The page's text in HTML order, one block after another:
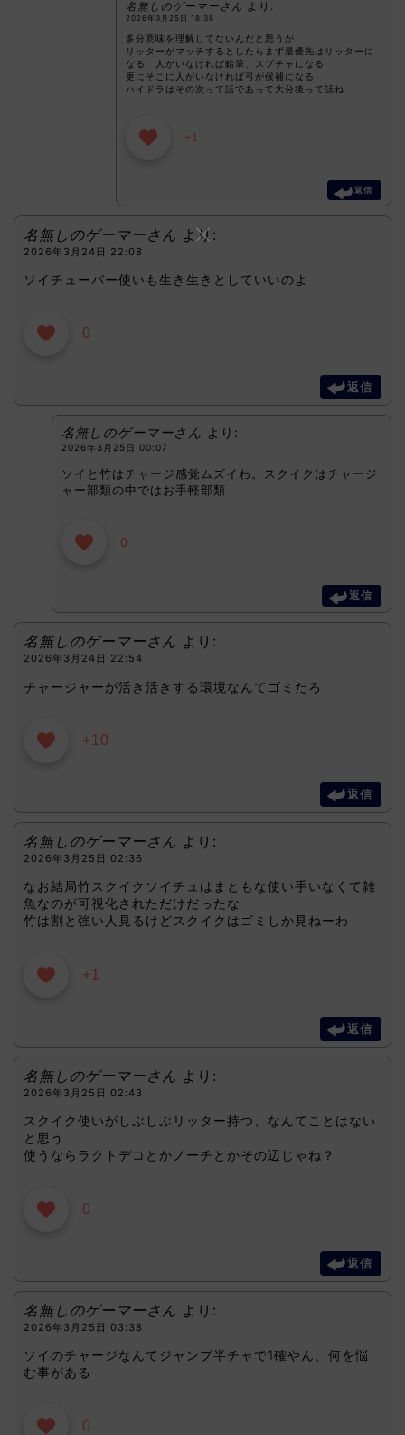
名無しのゲーマーさん より:
2026年3月25日 18:38
多分意味を理解してないんだと思うが
リッターがマッチするとしたらまず最優先はリッターに
なる 人がいなければ鉛筆、スプチャになる
更にそこに人がいなければ弓が候補になる
ハイドラはその次って話であって大分後って話ね
+1
返信
名無しのゲーマーさん より:
2026年3月24日 22:08
ソイチューバー使いも生き生きとしていいのよ
0
返信
名無しのゲーマーさん より:
2026年3月25日 00:07
ソイと竹はチャージ感覚ムズイわ。スクイクはチャージ
ャー部類の中ではお手軽部類
0
返信
名無しのゲーマーさん より:
2026年3月24日 22:54
チャージャーが活き活きする環境なんてゴミだろ
+10
返信
名無しのゲーマーさん より:
2026年3月25日 02:36
なお結局竹スクイクソイチュはまともな使い手いなくて雑
魚なのが可視化されただけだったな
竹は割と強い人見るけどスクイクはゴミしか見ねーわ
+1
返信
名無しのゲーマーさん より:
2026年3月25日 02:43
スクイク使いがしぶしぶリッター持つ、なんてことはない
と思う
使うならラクトデコとかノーチとかその辺じゃね？
0
返信
名無しのゲーマーさん より:
2026年3月25日 03:38
ソイのチャージなんてジャンプ半チャで1確やん、何を悩
む事がある
0